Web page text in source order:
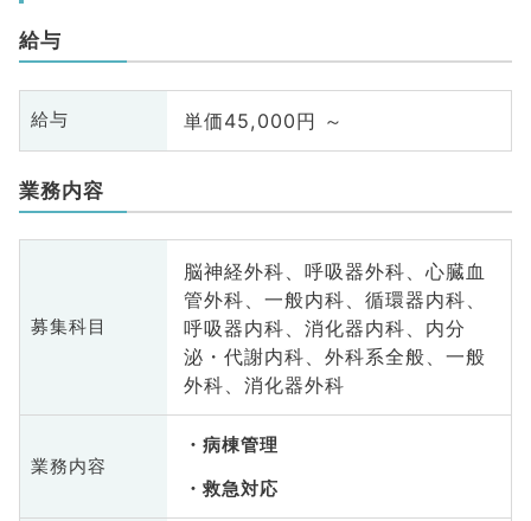
給与
給与 単価45,000円 ～
業務内容
募集科目
脳神経外科、呼吸器外科、心臓血
管外科、一般内科、循環器内科、
呼吸器内科、消化器内科、内分
泌・代謝内科、外科系全般、一般
外科、消化器外科
業務内容
病棟管理
救急対応